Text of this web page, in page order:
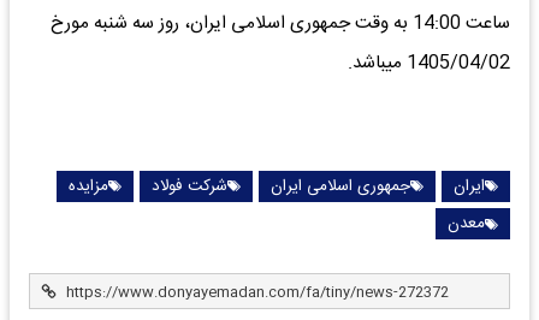
ساعت 14:00 به وقت جمهوری اسلامی ایران، روز ‎سه شنبه مورخ
1405/04/02 می‎باشد.
ایران جمهوری اسلامی ایران شرکت فولاد
مزایده
معدن